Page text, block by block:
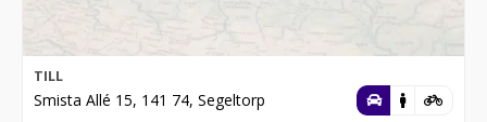
TILL
Smista Allé 15, 141 74, Segeltorp